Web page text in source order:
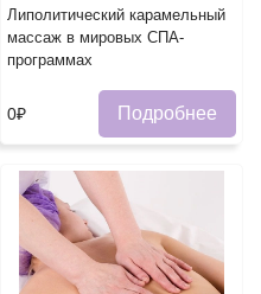
Липолитический карамельный
массаж в мировых СПА-
программах
0₽ Подробнее